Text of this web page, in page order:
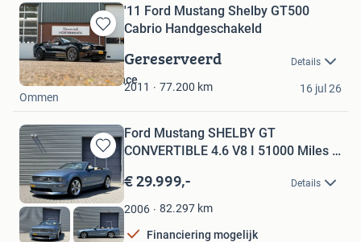
Bewaren
in
Mijn
Favorieten
'11 Ford Mustang Shelby GT500
Cabrio Handgeschakeld
Gereserveerd Details
2011 77.200 km
Hammink Performance
Ommen
16 jul 26
Bewaren
in
Mijn
Favorieten
Ford Mustang SHELBY GT
CONVERTIBLE 4.6 V8 I 51000 Miles I
€ 29.999,- Details
2006 82.297 km
Financiering mogelijk